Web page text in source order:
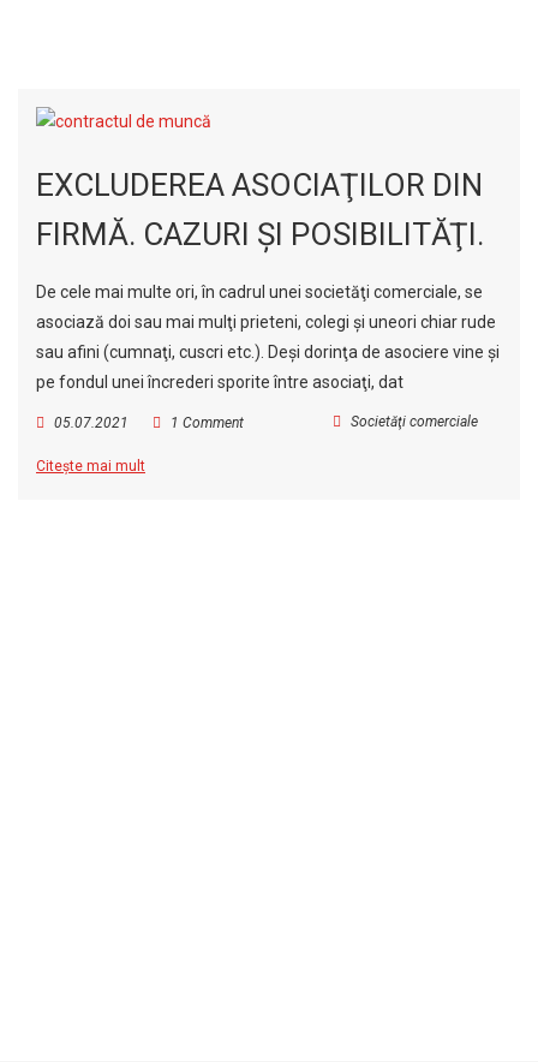
EXCLUDEREA ASOCIAŢILOR DIN
FIRMĂ. CAZURI ŞI POSIBILITĂŢI.
De cele mai multe ori, în cadrul unei societăţi comerciale, se
asociază doi sau mai mulţi prieteni, colegi şi uneori chiar rude
sau afini (cumnaţi, cuscri etc.). Deşi dorinţa de asociere vine şi
pe fondul unei încrederi sporite între asociaţi, dat
05.07.2021 Societăţi comerciale
1 Comment
Citește mai mult